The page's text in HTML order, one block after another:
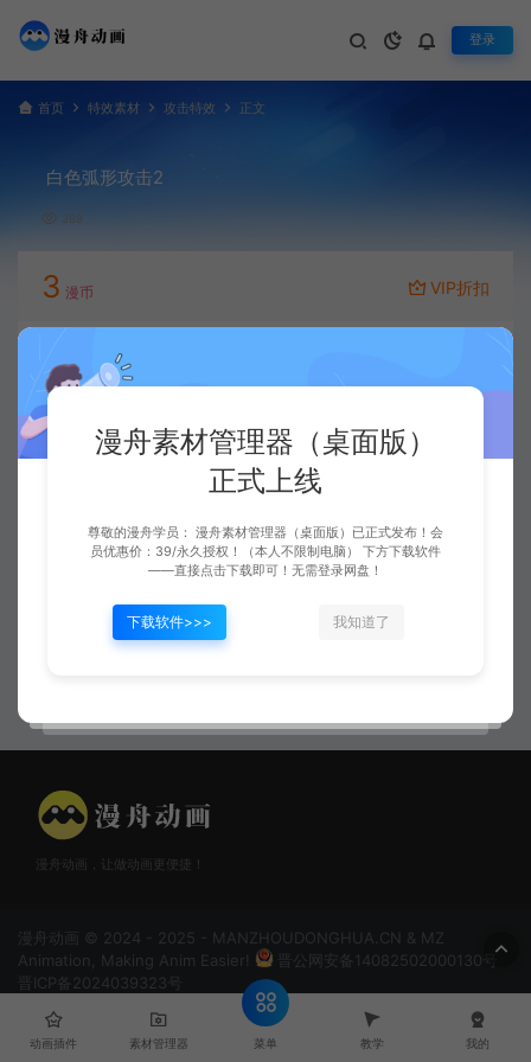
登录
首页 特效素材 攻击特效 正文
白色弧形攻击2
389
3 漫币 VIP折扣
立即下载
漫舟动画，让做动画更便捷！
漫舟动画 © 2024 - 2025 - MANZHOUDONGHUA.CN & MZ
Animation, Making Anim Easier!
晋公网安备14082502000130号
晋ICP备2024039323号
动画插件 素材管理器 菜单 教学 我的
漫舟素材管理器（桌面版）
正式上线
尊敬的漫舟学员： 漫舟素材管理器（桌面版）已正式发布！会
员优惠价：39/永久授权！（本人不限制电脑） 下方下载软件
——直接点击下载即可！无需登录网盘！
下载软件>>> 我知道了